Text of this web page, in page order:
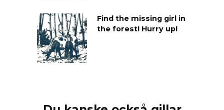
Find the missing girl in
the forest! Hurry up!